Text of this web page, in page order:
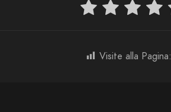
Visite alla Pagina: